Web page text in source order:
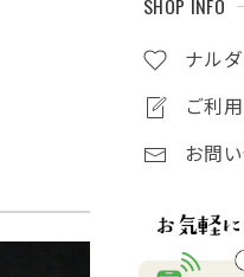
SHOP INFO
ナル
ご利
お問